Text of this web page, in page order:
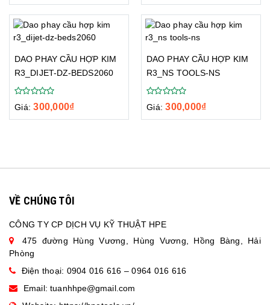
DAO PHAY CẦU HỢP KIM
R3_DIJET-DZ-BEDS2060
Giá: 300,000₫
DAO PHAY CẦU HỢP KIM
R3_NS TOOLS-NS
Giá: 300,000₫
VỀ CHÚNG TÔI
CÔNG TY CP DỊCH VỤ KỸ THUẬT HPE
475 đường Hùng Vương, Hùng Vương, Hồng Bàng, Hải
Phòng
Điện thoại: 0904 016 616 – 0964 016 616
Email:tuanhhpe@gmail.com